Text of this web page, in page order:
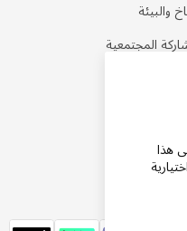
والبيئة
المجتمعية
هذا